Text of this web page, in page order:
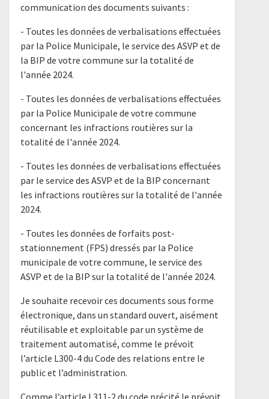
communication des documents suivants :
- Toutes les données de verbalisations effectuées
par la Police Municipale, le service des ASVP et de
la BIP de votre commune sur la totalité de
l'année 2024.
- Toutes les données de verbalisations effectuées
par la Police Municipale de votre commune
concernant les infractions routières sur la
totalité de l'année 2024.
- Toutes les données de verbalisations effectuées
par le service des ASVP et de la BIP concernant
les infractions routières sur la totalité de l'année
2024.
- Toutes les données de forfaits post-
stationnement (FPS) dressés par la Police
municipale de votre commune, le service des
ASVP et de la BIP sur la totalité de l'année 2024.
Je souhaite recevoir ces documents sous forme
électronique, dans un standard ouvert, aisément
réutilisable et exploitable par un système de
traitement automatisé, comme le prévoit
l’article L300-4 du Code des relations entre le
public et l’administration.